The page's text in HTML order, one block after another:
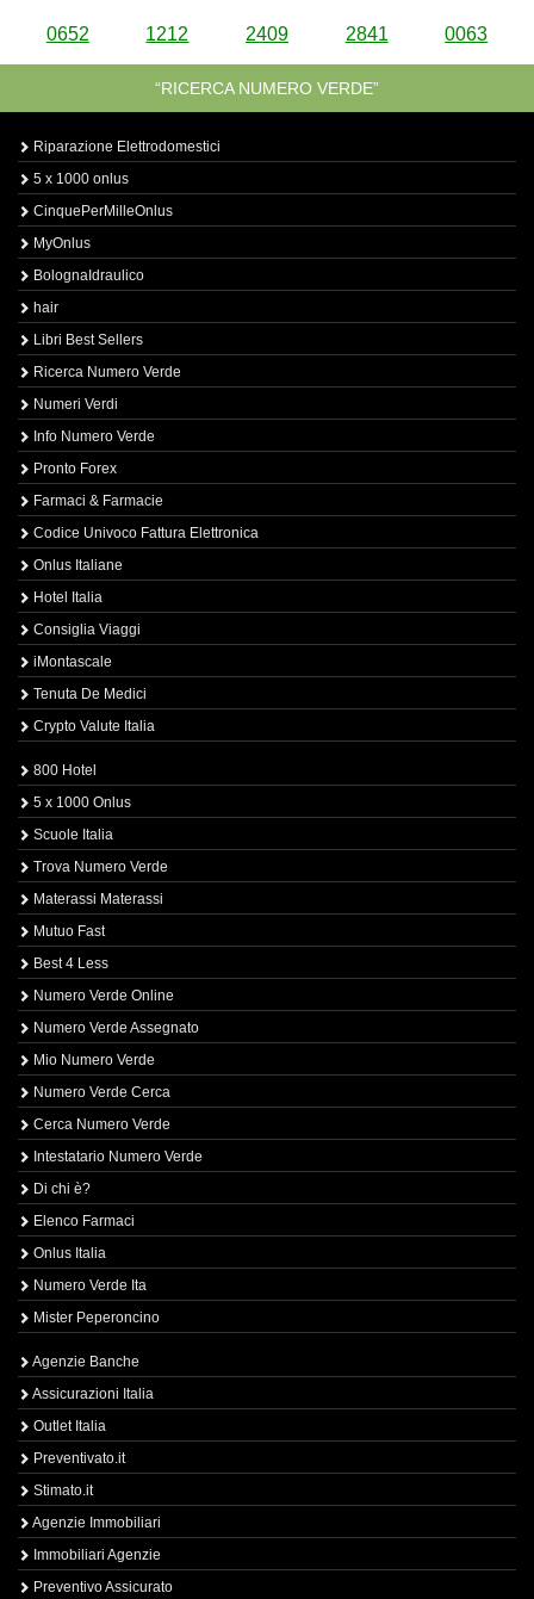
0652 1212 2409 2841 0063
“RICERCA NUMERO VERDE”
Riparazione Elettrodomestici
5 x 1000 onlus
CinquePerMilleOnlus
MyOnlus
BolognaIdraulico
hair
Libri Best Sellers
Ricerca Numero Verde
Numeri Verdi
Info Numero Verde
Pronto Forex
Farmaci & Farmacie
Codice Univoco Fattura Elettronica
Onlus Italiane
Hotel Italia
Consiglia Viaggi
iMontascale
Tenuta De Medici
Crypto Valute Italia
800 Hotel
5 x 1000 Onlus
Scuole Italia
Trova Numero Verde
Materassi Materassi
Mutuo Fast
Best 4 Less
Numero Verde Online
Numero Verde Assegnato
Mio Numero Verde
Numero Verde Cerca
Cerca Numero Verde
Intestatario Numero Verde
Di chi è?
Elenco Farmaci
Onlus Italia
Numero Verde Ita
Mister Peperoncino
Agenzie Banche
Assicurazioni Italia
Outlet Italia
Preventivato.it
Stimato.it
Agenzie Immobiliari
Immobiliari Agenzie
Preventivo Assicurato